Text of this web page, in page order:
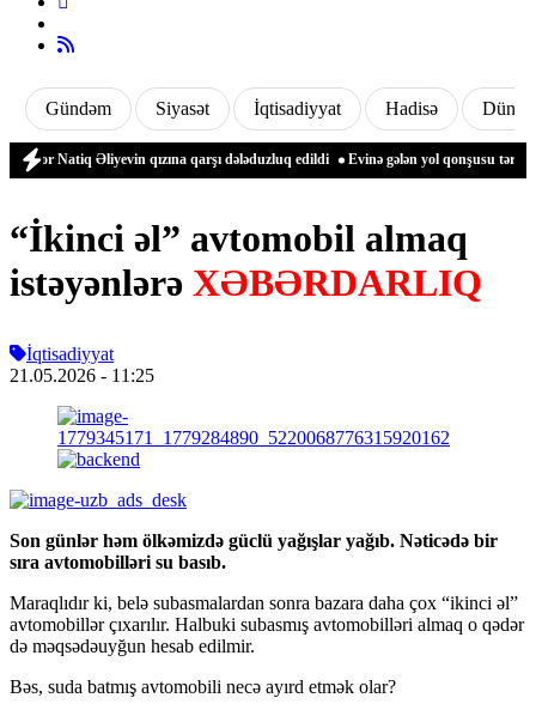
Gündəm Siyasət İqtisadiyyat Hadisə Dünya
Natiq Əliyevin qızına qarşı dələduzluq edildi Evinə gələn yol qonşusu tərəfindən
“İkinci əl” avtomobil almaq
istəyənlərə XƏBƏRDARLIQ
İqtisadiyyat
21.05.2026 - 11:25
Son günlər həm ölkəmizdə güclü yağışlar yağıb. Nəticədə bir
sıra avtomobilləri su basıb.
Maraqlıdır ki, belə subasmalardan sonra bazara daha çox “ikinci əl”
avtomobillər çıxarılır. Halbuki subasmış avtomobilləri almaq o qədər
də məqsədəuyğun hesab edilmir.
Bəs, suda batmış avtomobili necə ayırd etmək olar?